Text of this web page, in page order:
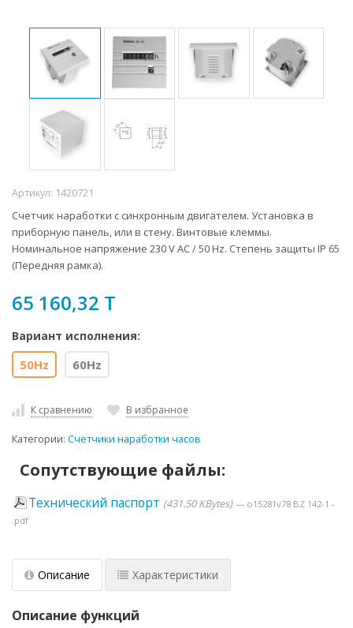
Артикул: 1420721
Счетчик наработки с синхронным двигателем. Установка в
приборную панель, или в стену. Винтовые клеммы.
Номинальное напряжение 230 V AC / 50 Hz. Степень защиты IP 65
(Передняя рамка).
65 160,32 T
Вариант исполнения:
50Hz 60Hz
К сравнению В избранное
Категории: Счетчики наработки часов
Сопутствующие файлы:
Технический паспорт 431.50 KBytes
o15281v78 BZ 142-1 -
.pdf
Описание Характеристики
Описание функций